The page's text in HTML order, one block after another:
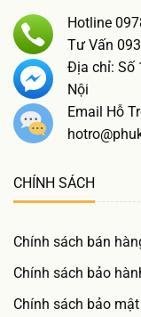
Hotline
Tư Vấn
Địa chỉ: Số
Nội
Email Hỗ
CHÍNH SÁCH
Chính sách bán
Chính sách bảo
Chính sách bảo mật